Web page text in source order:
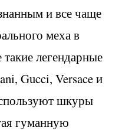
и все чаще
меха в
легендарные
Gucci, Versace и
шкуры
гуманную